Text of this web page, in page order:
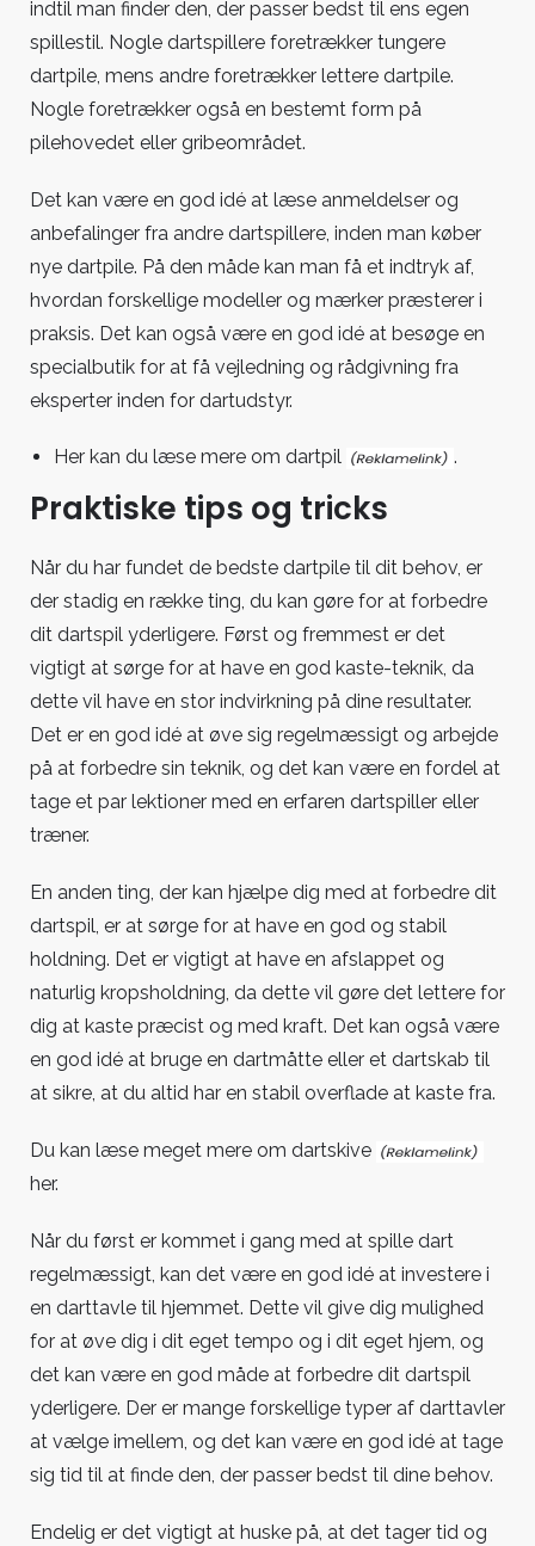
indtil man finder den, der passer bedst til ens egen
spillestil. Nogle dartspillere foretrækker tungere
dartpile, mens andre foretrækker lettere dartpile.
Nogle foretrækker også en bestemt form på
pilehovedet eller gribeområdet.
Det kan være en god idé at læse anmeldelser og
anbefalinger fra andre dartspillere, inden man køber
nye dartpile. På den måde kan man få et indtryk af,
hvordan forskellige modeller og mærker præsterer i
praksis. Det kan også være en god idé at besøge en
specialbutik for at få vejledning og rådgivning fra
eksperter inden for dartudstyr.
Her kan du læse mere om dartpil .
Praktiske tips og tricks
Når du har fundet de bedste dartpile til dit behov, er
der stadig en række ting, du kan gøre for at forbedre
dit dartspil yderligere. Først og fremmest er det
vigtigt at sørge for at have en god kaste-teknik, da
dette vil have en stor indvirkning på dine resultater.
Det er en god idé at øve sig regelmæssigt og arbejde
på at forbedre sin teknik, og det kan være en fordel at
tage et par lektioner med en erfaren dartspiller eller
træner.
En anden ting, der kan hjælpe dig med at forbedre dit
dartspil, er at sørge for at have en god og stabil
holdning. Det er vigtigt at have en afslappet og
naturlig kropsholdning, da dette vil gøre det lettere for
dig at kaste præcist og med kraft. Det kan også være
en god idé at bruge en dartmåtte eller et dartskab til
at sikre, at du altid har en stabil overflade at kaste fra.
Du kan læse meget mere om dartskive
her.
Når du først er kommet i gang med at spille dart
regelmæssigt, kan det være en god idé at investere i
en darttavle til hjemmet. Dette vil give dig mulighed
for at øve dig i dit eget tempo og i dit eget hjem, og
det kan være en god måde at forbedre dit dartspil
yderligere. Der er mange forskellige typer af darttavler
at vælge imellem, og det kan være en god idé at tage
sig tid til at finde den, der passer bedst til dine behov.
Endelig er det vigtigt at huske på, at det tager tid og